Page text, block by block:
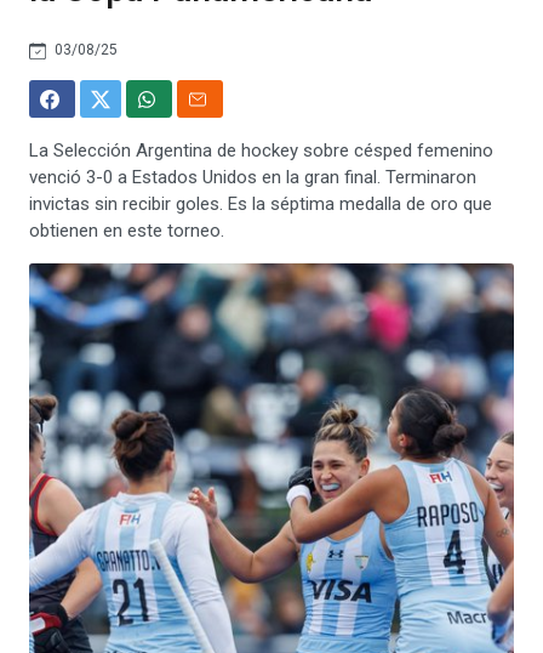
03/08/25
La Selección Argentina de hockey sobre césped femenino
venció 3-0 a Estados Unidos en la gran final. Terminaron
invictas sin recibir goles. Es la séptima medalla de oro que
obtienen en este torneo.